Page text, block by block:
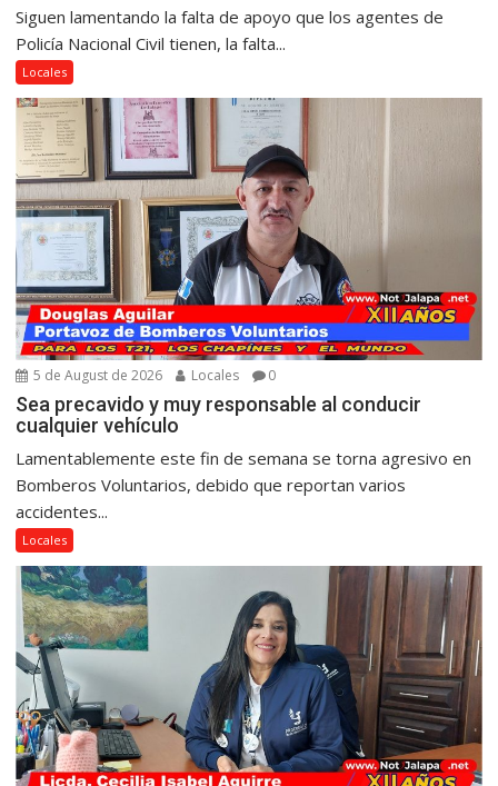
Siguen lamentando la falta de apoyo que los agentes de
Policía Nacional Civil tienen, la falta...
Locales
5 de August de 2026 Locales 0
Sea precavido y muy responsable al conducir
cualquier vehículo
Lamentablemente este fin de semana se torna agresivo en
Bomberos Voluntarios, debido que reportan varios
accidentes...
Locales